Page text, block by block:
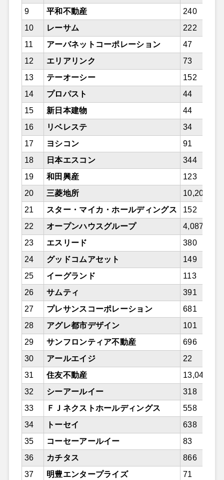
9
平和不動産
240
10
レーサム
222
11
アーバネットコーポレーション
47
12
エリアリンク
73
13
テーオーシー
152
14
プロパスト
44
15
新日本建物
44
16
リベレステ
34
17
ヨシコン
91
18
日本エスコン
344
19
和田興産
123
20
三菱地所
10,202
21
スター・マイカ・ホールディングス
152
22
オープンハウスグループ
4,087
23
エスリード
380
24
グッドコムアセット
149
25
イーグランド
113
26
サムティ
391
27
プレサンスコーポレーション
681
28
アグレ都市デザイン
101
29
サンフロンティア不動産
696
30
アールエイジ
22
31
住友不動産
13,040
32
シーアールイー
318
33
ＦＪネクストホールディングス
558
34
トーセイ
638
35
コーセーアールイー
83
36
カチタス
866
37
明豊エンタープライズ
71